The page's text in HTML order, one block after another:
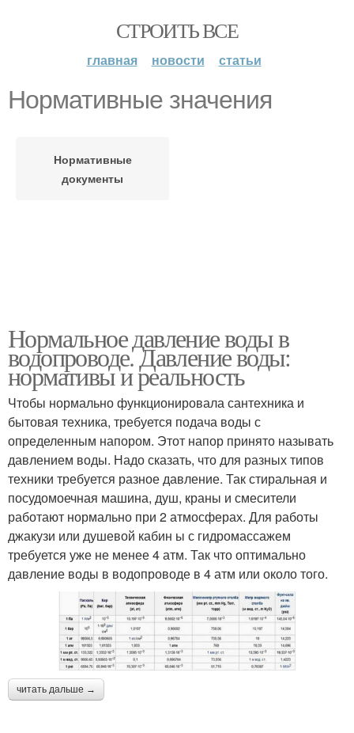
СТРОИТЬ ВСЕ
главная новости статьи
Нормативные значения
Нормативные
документы
Нормальное давление воды в
водопроводе. Давление воды:
нормативы и реальность
Чтобы нормально функционировала сантехника и
бытовая техника, требуется подача воды с
определенным напором. Этот напор принято называть
давлением воды. Надо сказать, что для разных типов
техники требуется разное давление. Так стиральная и
посудомоечная машина, душ, краны и смесители
работают нормально при 2 атмосферах. Для работы
джакузи или душевой кабин ы с гидромассажем
требуется уже не менее 4 атм. Так что оптимально
давление воды в водопроводе в 4 атм или около того.
читать дальше →